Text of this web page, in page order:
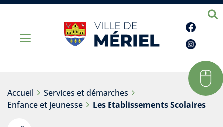
Accueil
Services et démarches
Enfance et jeunesse
Les Etablissements Scolaires